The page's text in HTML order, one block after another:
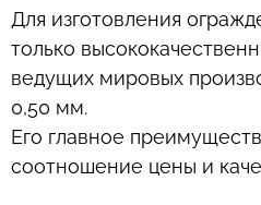
Для изготовления
только
ведущих мировых
0,50 мм.
Его главное
соотношение цены и